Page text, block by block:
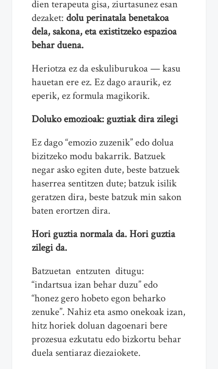
dien terapeuta gisa, ziurtasunez esan
dezaket: dolu perinatala benetakoa
dela, sakona, eta existitzeko espazioa
behar duena.
Heriotza ez da eskuliburukoa — kasu
hauetan ere ez. Ez dago araurik, ez
eperik, ez formula magikorik.
Doluko emozioak: guztiak dira zilegi
Ez dago “emozio zuzenik” edo dolua
bizitzeko modu bakarrik. Batzuek
negar asko egiten dute, beste batzuek
haserrea sentitzen dute; batzuk isilik
geratzen dira, beste batzuk min sakon
baten erortzen dira.
Hori guztia normala da. Hori guztia
zilegi da.
Batzuetan entzuten ditugu:
“indartsua izan behar duzu” edo
“honez gero hobeto egon beharko
zenuke”. Nahiz eta asmo onekoak izan,
hitz horiek doluan dagoenari bere
prozesua ezkutatu edo bizkortu behar
duela sentiaraz diezaiokete.